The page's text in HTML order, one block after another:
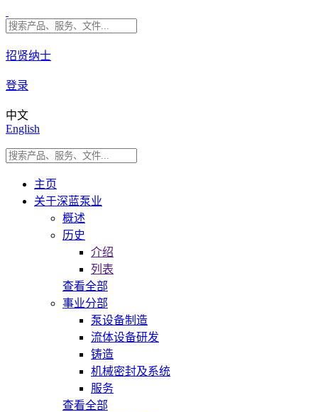
招贤纳士
登录
中文
English
主页
关于深蓝泵业
概述
历史
介绍
列表
查看全部
事业分部
泵设备制造
流体设备研发
铸造
机械密封及系统
服务
查看全部